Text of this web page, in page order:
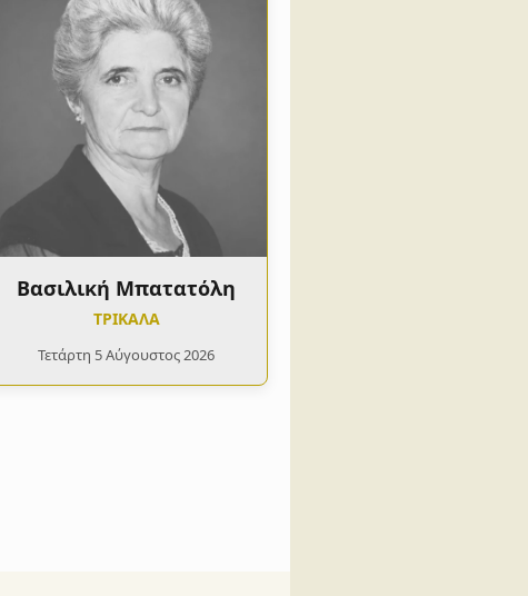
Βασιλική Μπατατόλη
ΤΡΙΚΑΛΑ
Τετάρτη 5 Αύγουστος 2026